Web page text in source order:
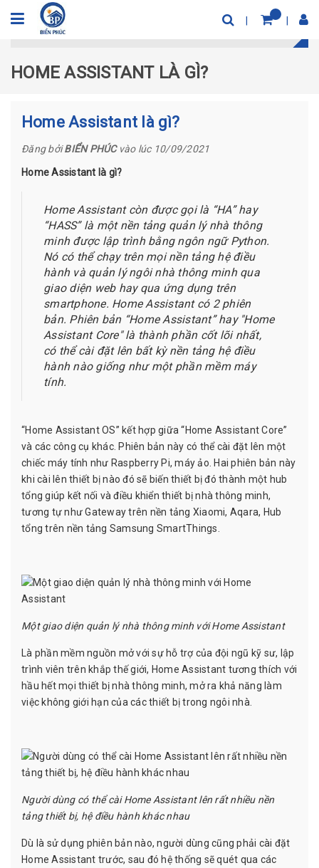
Trang chủ
HOME ASSISTANT LÀ GÌ?
Home Assistant là gì?
Đăng bởiBIỂN PHÚCvào lúc 10/09/2021
Home Assistant là gì?
Home Assistant còn được gọi là “HA” hay
“HASS” là một nền tảng quản lý nhà thông
minh được lập trình bằng ngôn ngữ Python.
Nó có thể chạy trên mọi nền tảng hệ điều
hành và quản lý ngôi nhà thông minh qua
giao diện web hay qua ứng dụng trên
smartphone. Home Assistant có 2 phiên
bản. Phiên bản “Home Assistant” hay "Home
Assistant Core" là thành phần cốt lõi nhất,
có thể cài đặt lên bất kỳ nền tảng hệ điều
hành nào giống như một phần mềm máy
tính.
“Home Assistant OS” kết hợp giữa “Home Assistant Core”
và các công cụ khác. Phiên bản này có thể cài đặt lên một
chiếc máy tính như Raspberry Pi, máy ảo. Hai phiên bản này
khi cài lên thiết bị nào đó sẽ biến thiết bị đó thành một hub
tổng giúp kết nối và điều khiển thiết bị nhà thông minh,
tương tự như Gateway trên nền tảng Xiaomi, Aqara, Hub
tổng trên nền tảng Samsung SmartThings.
Một giao diện quản lý nhà thông minh với Home Assistant
Là phần mềm nguồn mở với sự hỗ trợ của đội ngũ kỹ sư, lập
trình viên trên khắp thế giới, Home Assistant tương thích với
hầu hết mọi thiết bị nhà thông minh, mở ra khả năng làm
việc không giới hạn của các thiết bị trong ngôi nhà.
Người dùng có thể cài Home Assistant lên rất nhiều nền
tảng thiết bị, hệ điều hành khác nhau
Dù là sử dụng phiên bản nào, người dùng cũng phải cài đặt
Home Assistant trước, sau đó hệ thống sẽ quét qua các